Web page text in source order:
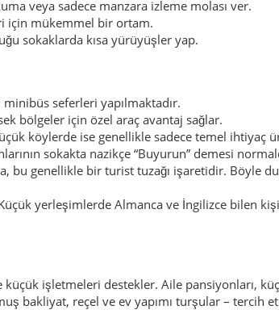
reçel ve ev yapımı turşular – tercih
önemlidir. Yaylalarda belirlenmiş